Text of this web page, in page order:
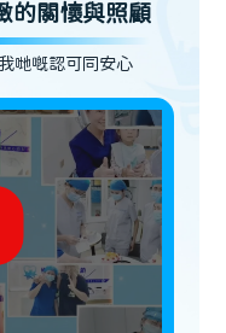
的關懷與照顧
哋嘅認可同安心